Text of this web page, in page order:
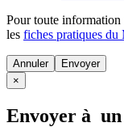
Pour toute information
les fiches pratiques du
Annuler
×
Envoyer à